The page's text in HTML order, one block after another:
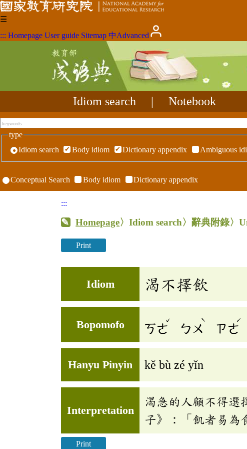
☰
::: Homepage User guide Sitemap 中Advanced
Idiom search Notebook
type
Idiom search
Body idiom Dictionary appendix Ambiguous
Conceptual Search Body idiom Dictionary appendix
:::
Homepage〉Idiom search〉辭典附錄〉
Print
Idiom 渴不擇飲
Bopomofo ㄎㄜ
ˇ
ㄅㄨ
ˋ
ㄗㄜ
ˊ
Hanyu Pinyin kě bù zé yǐn
Interpretation
渴急的人顧不得選
子》：「飢者易為
Print